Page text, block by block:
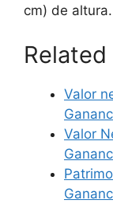
cm) de altura.
Related
Valor
Valor